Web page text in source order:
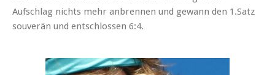
Aufschlag nichts mehr anbrennen und gewann den 1.Satz
souverän und entschlossen 6:4.